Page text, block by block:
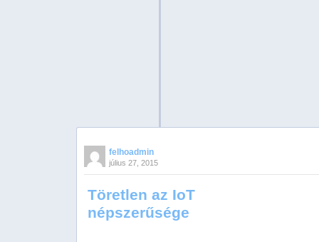
felhoadmin
július 27, 2015
Töretlen az IoT
népszerűsége